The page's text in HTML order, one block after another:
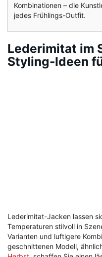
Kombinationen – die
jedes Frühlings-Outfit.
Lederimitat im
Styling-Ideen
Lederimitat-Jacken lassen
Temperaturen stilvoll in
Varianten und luftigere
geschnittenen Modell,